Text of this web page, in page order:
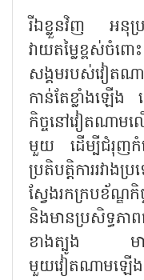
រីឯខ្លួនវិញ អនុប្រ
វាយតម្លៃខ្ពស់ចំព
សង្គមរបស់វៀតណ
កាន់តែខ្លាំងឡើ
កិច្ចនៅវៀតណាម
មួយ ដើម្បីជំរុញកំ
ប្រតិបត្តិការរវ
ស្វែងរកក្របខ័ណ្ឌកិ
និងមានប្រសិទ្ធភា
ខាងត្បូង មាន
មួយវៀតណាមឡើង